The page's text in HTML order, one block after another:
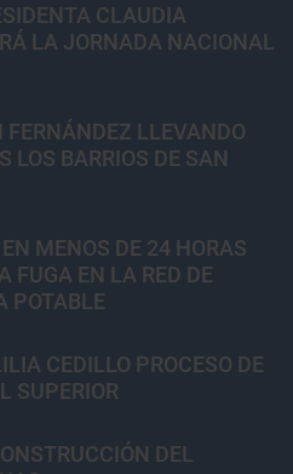
CLAUDIA
LA JORNADA NACIONAL
LLEVANDO
LOS BARRIOS DE SAN
MENOS DE 24 HORAS
FUGA EN LA RED DE
POTABLE
CEDILLO PROCESO DE
SUPERIOR
DEL